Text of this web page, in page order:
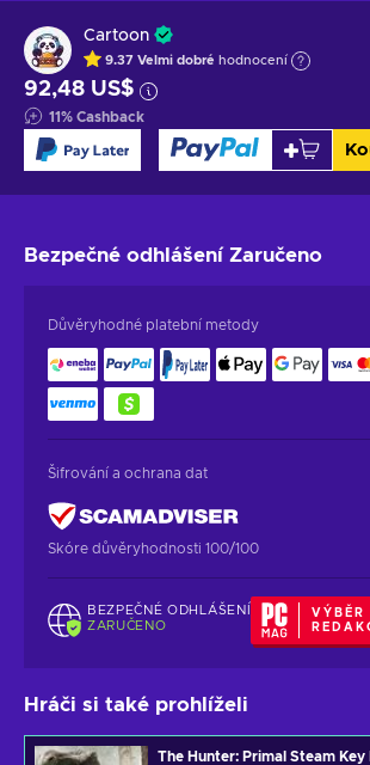
Cartoon
9.37 Velmi dobré hodnocení
92,48 US$
11% Cashback
Bezpečné odhlášení Zaručeno
Důvěryhodné platební metody
Šifrování a ochrana dat
Skóre důvěryhodnosti 100/100
BEZPEČNÉ ODHLÁŠENÍ
ZARUČENO
VÝBĚR
Hráči si také prohlíželi
The Hunter: Primal Steam Key